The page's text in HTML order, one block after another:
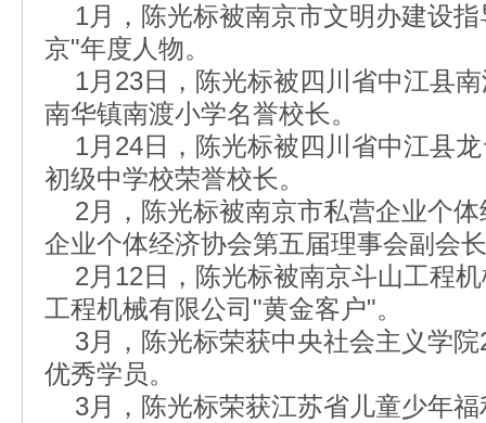
1月，陈光标被南京市文明办建设指
京"年度人物。
1月23日，陈光标被四川省中江县
南华镇南渡小学名誉校长。
1月24日，陈光标被四川省中江县
初级中学校荣誉校长。
2月，陈光标被南京市私营企业个体
企业个体经济协会第五届理事会副会
2月12日，陈光标被南京斗山工程
工程机械有限公司"黄金客户"。
3月，陈光标荣获中央社会主义学院
优秀学员。
3月，陈光标荣获江苏省儿童少年福